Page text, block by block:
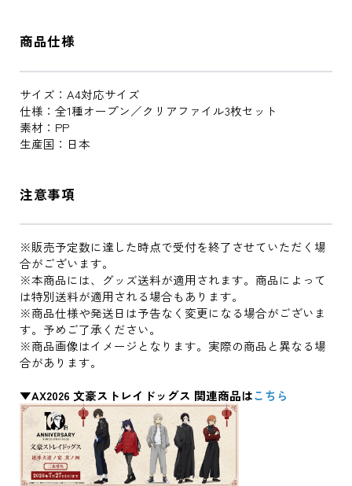
商品仕様
サイズ：A4対応サイズ
仕様：全1種オープン／クリアファイル3枚セット
素材：PP
生産国：日本
注意事項
※販売予定数に達した時点で受付を終了させていただく場
合がございます。
※本商品には、グッズ送料が適用されます。商品によって
は特別送料が適用される場合もあります。
※商品仕様や発送日は予告なく変更になる場合がございま
す。予めご了承ください。
※商品画像はイメージとなります。実際の商品と異なる場
合があります。
▼AX2026 文豪ストレイドッグス 関連商品はこちら